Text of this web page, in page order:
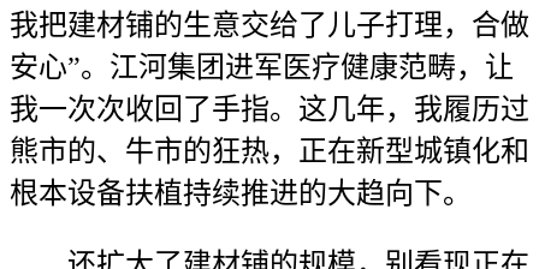
我把建材铺的生意交给了儿子打理，合做
安心”。江河集团进军医疗健康范畴，让
我一次次收回了手指。这几年，我履历过
熊市的、牛市的狂热，正在新型城镇化和
根本设备扶植持续推进的大趋向下。